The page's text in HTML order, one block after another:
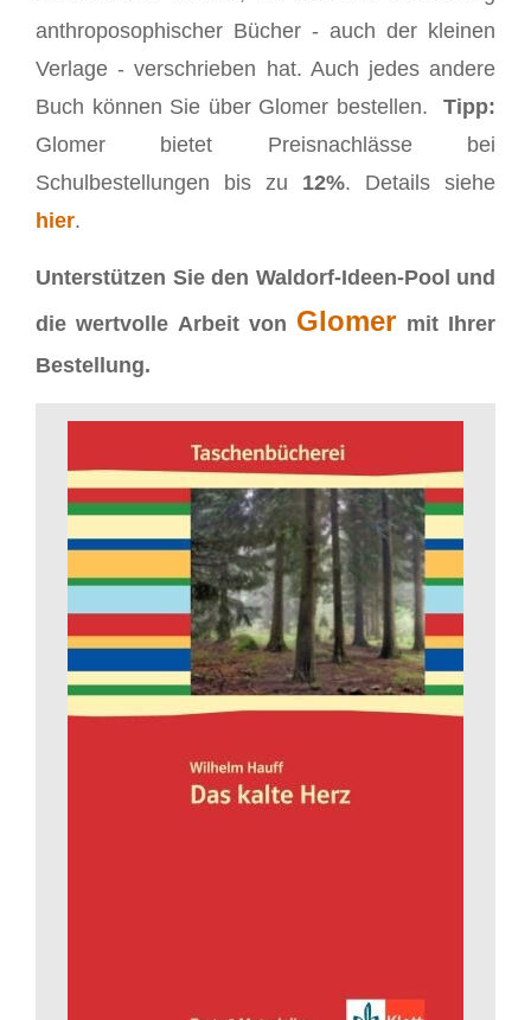
anthroposophischer Bücher - auch der kleinen
Verlage - verschrieben hat. Auch jedes andere
Buch können Sie über Glomer bestellen. Tipp:
Glomer bietet Preisnachlässe bei
Schulbestellungen bis zu 12%. Details siehe
hier.
Unterstützen Sie den Waldorf-Ideen-Pool und
die wertvolle Arbeit von Glomer mit Ihrer
Bestellung.